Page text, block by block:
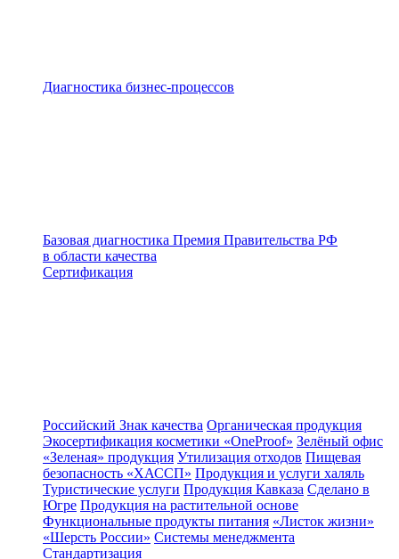
Диагностика бизнес-процессов
Базовая диагностика Премия Правительства РФ
в области качества
Сертификация
Российский Знак качества Органическая продукция
Экосертификация косметики «OneProof» Зелёный офис
«Зеленая» продукция Утилизация отходов Пищевая
безопасность «ХАССП» Продукция и услуги халяль
Туристические услуги Продукция Кавказа Сделано в
Югре Продукция на растительной основе
Функциональные продукты питания «Листок жизни»
«Шерсть России» Системы менеджмента
Стандартизация